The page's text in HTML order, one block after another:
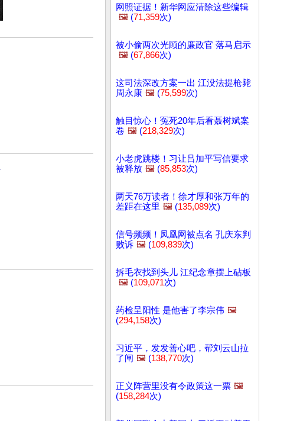
网照证据！新华网应清除这些编辑
🖼️ (71,359次)
被小偷两次光顾的廉政官 落马启示
🖼️ (67,866次)
这司法深改方案一出 江没法提枪毙
周永康 🖼️ (75,599次)
触目惊心！冤死20年后看聂树斌案
卷 🖼️ (218,329次)
小老虎跳楼！习让吕加平写信要求
被释放 🖼️ (85,853次)
两天76万读者！徐才厚和张万年的
差距在这里 🖼️ (135,089次)
信号频频！凤凰网被点名 孔庆东判
败诉 🖼️ (109,839次)
拆毛衣找到头儿 江纪念章摆上砧板
🖼️ (109,071次)
药检呈阳性 是他害了李宗伟 🖼️
(294,158次)
习近平，发发善心吧，帮刘云山拉
了闸 🖼️ (138,770次)
正义阵营里没有令政策这一票 🖼️
(158,284次)